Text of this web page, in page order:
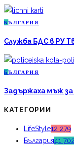
Б ЪЛГАРИЯ
Служба БДС в РУ
Б ЪЛГАРИЯ
Задържаха мъж
КАТЕГОРИИ
LifeStyle12 279
България41 702